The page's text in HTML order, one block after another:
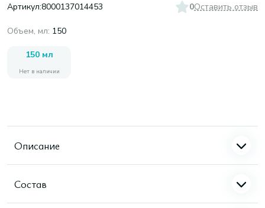
Артикул:8000137014453 0Оставить отзыв
Объем, мл: 150
150 мл
Нет в наличии
Описание
Состав